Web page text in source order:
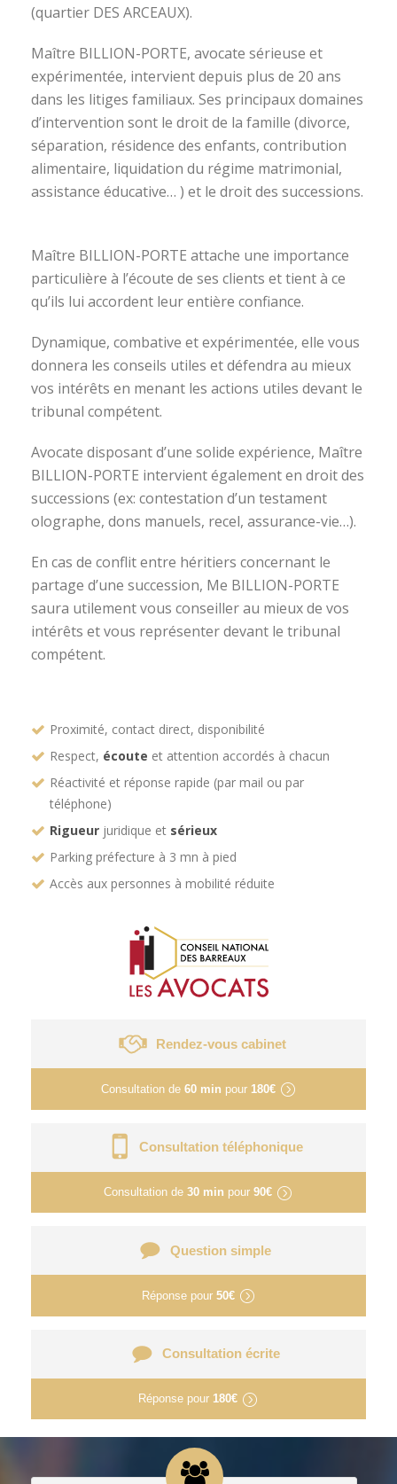
(quartier DES ARCEAUX).
Maître BILLION-PORTE, avocate sérieuse et
expérimentée, intervient depuis plus de 20 ans
dans les litiges familiaux. Ses principaux domaines
d’intervention sont le droit de la famille (divorce,
séparation, résidence des enfants, contribution
alimentaire, liquidation du régime matrimonial,
assistance éducative… ) et le droit des successions.
Maître BILLION-PORTE attache une importance
particulière à l’écoute de ses clients et tient à ce
qu’ils lui accordent leur entière confiance.
Dynamique, combative et expérimentée, elle vous
donnera les conseils utiles et défendra au mieux
vos intérêts en menant les actions utiles devant le
tribunal compétent.
Avocate disposant d’une solide expérience, Maître
BILLION-PORTE intervient également en droit des
successions (ex: contestation d’un testament
olographe, dons manuels, recel, assurance-vie…).
En cas de conflit entre héritiers concernant le
partage d’une succession, Me BILLION-PORTE
saura utilement vous conseiller au mieux de vos
intérêts et vous représenter devant le tribunal
compétent.
Proximité, contact direct, disponibilité
Respect, écoute et attention accordés à chacun
Réactivité et réponse rapide (par mail ou par
téléphone)
Rigueur juridique et sérieux
Parking préfecture à 3 mn à pied
Accès aux personnes à mobilité réduite
Rendez-vous cabinet
Consultation de 60 min pour 180€
Consultation téléphonique
Consultation de 30 min pour 90€
Question simple
Réponse pour 50€
Consultation écrite
Réponse pour 180€